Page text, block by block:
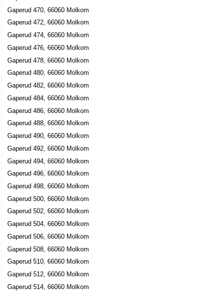
Gaperud 470, 66060 Molkom
Gaperud 472, 66060 Molkom
Gaperud 474, 66060 Molkom
Gaperud 476, 66060 Molkom
Gaperud 478, 66060 Molkom
Gaperud 480, 66060 Molkom
Gaperud 482, 66060 Molkom
Gaperud 484, 66060 Molkom
Gaperud 486, 66060 Molkom
Gaperud 488, 66060 Molkom
Gaperud 490, 66060 Molkom
Gaperud 492, 66060 Molkom
Gaperud 494, 66060 Molkom
Gaperud 496, 66060 Molkom
Gaperud 498, 66060 Molkom
Gaperud 500, 66060 Molkom
Gaperud 502, 66060 Molkom
Gaperud 504, 66060 Molkom
Gaperud 506, 66060 Molkom
Gaperud 508, 66060 Molkom
Gaperud 510, 66060 Molkom
Gaperud 512, 66060 Molkom
Gaperud 514, 66060 Molkom